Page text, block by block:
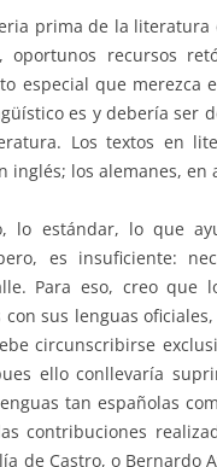
prima de la literatura
oportunos recursos
especial que merezca
es y debería ser
Los textos en
inglés; los alemanes, en
lo estándar, lo que
es insuficiente:
Para eso, creo que
sus lenguas
circunscribirse
ello conllevaría
tan españolas
contribuciones
de Castro, o Bernardo